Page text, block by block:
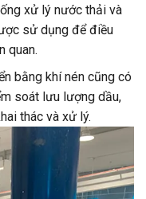
xử lý nước thải và
sử dụng để điều
quan.
bằng khí nén cũng có
soát lưu lượng dầu,
thác và xử lý.